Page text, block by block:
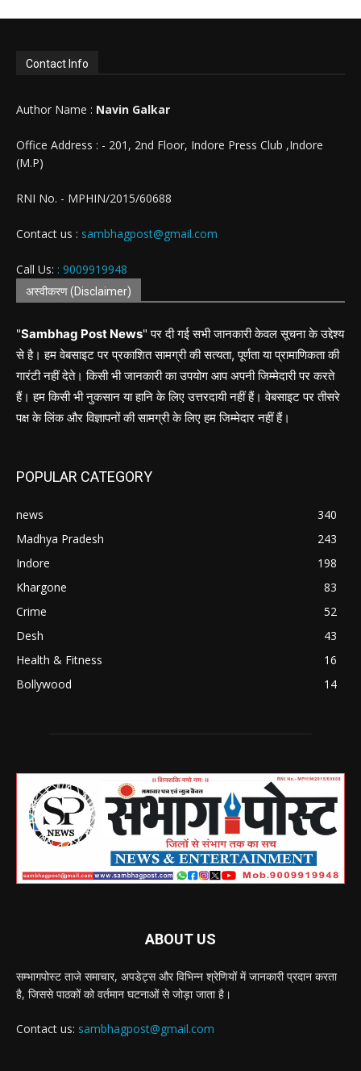
Contact Info
Author Name : Navin Galkar
Office Address : - 201, 2nd Floor, Indore Press Club ,Indore
(M.P)
RNI No. - MPHIN/2015/60688
Contact us : sambhagpost@gmail.com
Call Us: : 9009919948
अस्वीकरण (Disclaimer)
"Sambhag Post News" पर दी गई सभी जानकारी केवल सूचना के उद्देश्य
से है। हम वेबसाइट पर प्रकाशित सामग्री की सत्यता, पूर्णता या प्रामाणिकता की
गारंटी नहीं देते। किसी भी जानकारी का उपयोग आप अपनी जिम्मेदारी पर करते
हैं। हम किसी भी नुकसान या हानि के लिए उत्तरदायी नहीं हैं। वेबसाइट पर तीसरे
पक्ष के लिंक और विज्ञापनों की सामग्री के लिए हम जिम्मेदार नहीं हैं।
POPULAR CATEGORY
news
340
Madhya Pradesh
243
Indore
198
Khargone
83
Crime
52
Desh
43
Health & Fitness
16
Bollywood
14
ABOUT US
सम्भागपोस्ट ताजे समाचार, अपडेट्स और विभिन्न श्रेणियों में जानकारी प्रदान करता
है, जिससे पाठकों को वर्तमान घटनाओं से जोड़ा जाता है।
Contact us: sambhagpost@gmail.com